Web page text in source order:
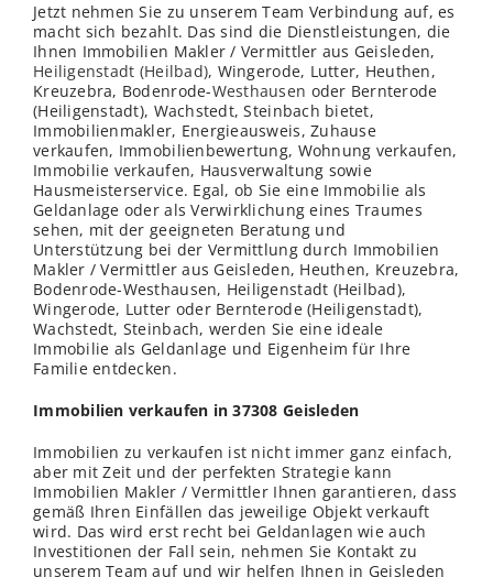
Jetzt nehmen Sie zu unserem Team Verbindung auf, es
macht sich bezahlt. Das sind die Dienstleistungen, die
Ihnen Immobilien Makler / Vermittler aus Geisleden,
Heiligenstadt (Heilbad), Wingerode, Lutter, Heuthen,
Kreuzebra, Bodenrode-Westhausen oder Bernterode
(Heiligenstadt), Wachstedt, Steinbach bietet,
Immobilienmakler, Energieausweis, Zuhause
verkaufen, Immobilienbewertung, Wohnung verkaufen,
Immobilie verkaufen, Hausverwaltung sowie
Hausmeisterservice. Egal, ob Sie eine Immobilie als
Geldanlage oder als Verwirklichung eines Traumes
sehen, mit der geeigneten Beratung und
Unterstützung bei der Vermittlung durch Immobilien
Makler / Vermittler aus Geisleden, Heuthen, Kreuzebra,
Bodenrode-Westhausen, Heiligenstadt (Heilbad),
Wingerode, Lutter oder Bernterode (Heiligenstadt),
Wachstedt, Steinbach, werden Sie eine ideale
Immobilie als Geldanlage und Eigenheim für Ihre
Familie entdecken.
Immobilien verkaufen in 37308 Geisleden
Immobilien zu verkaufen ist nicht immer ganz einfach,
aber mit Zeit und der perfekten Strategie kann
Immobilien Makler / Vermittler Ihnen garantieren, dass
gemäß Ihren Einfällen das jeweilige Objekt verkauft
wird. Das wird erst recht bei Geldanlagen wie auch
Investitionen der Fall sein, nehmen Sie Kontakt zu
unserem Team auf und wir helfen Ihnen in Geisleden